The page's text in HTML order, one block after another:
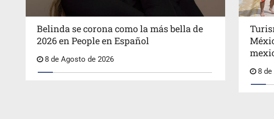
Belinda se corona como la más bella de
2026 en People en Español
8 de Agosto de 2026
8 de